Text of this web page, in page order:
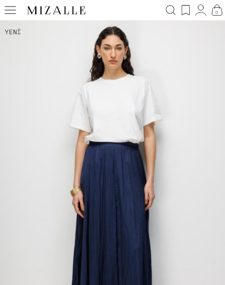
0
YENI